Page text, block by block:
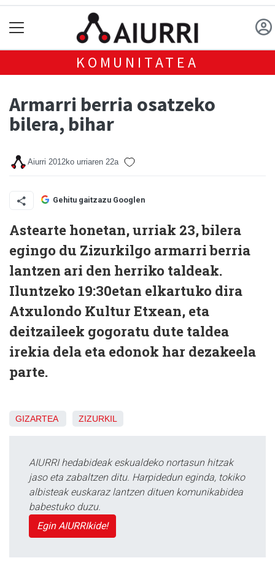
KOMUNITATEA
Armarri berria osatzeko
bilera, bihar
Aiurri 2012ko urriaren 22a
Gehitu gaitzazu Googlen
Astearte honetan, urriak 23, bilera
egingo du Zizurkilgo armarri berria
lantzen ari den herriko taldeak.
Iluntzeko 19:30etan elkartuko dira
Atxulondo Kultur Etxean, eta
deitzaileek gogoratu dute taldea
irekia dela eta edonok har dezakeela
parte.
GIZARTEA ZIZURKIL
AIURRI hedabideak eskualdeko nortasun hitzak
jaso eta zabaltzen ditu. Harpidedun eginda, tokiko
albisteak euskaraz lantzen dituen komunikabidea
babestuko duzu.
Egin AIURRIkide!